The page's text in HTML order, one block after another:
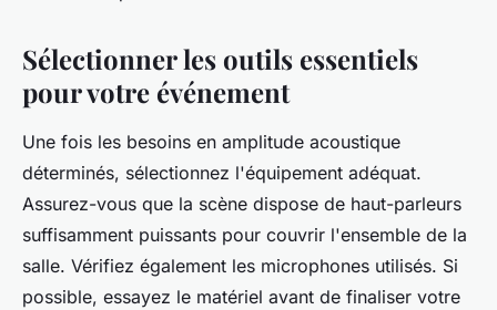
Sélectionner les outils essentiels
pour votre événement
Une fois les besoins en amplitude acoustique
déterminés, sélectionnez l'équipement adéquat.
Assurez-vous que la scène dispose de haut-parleurs
suffisamment puissants pour couvrir l'ensemble de la
salle. Vérifiez également les microphones utilisés. Si
possible, essayez le matériel avant de finaliser votre